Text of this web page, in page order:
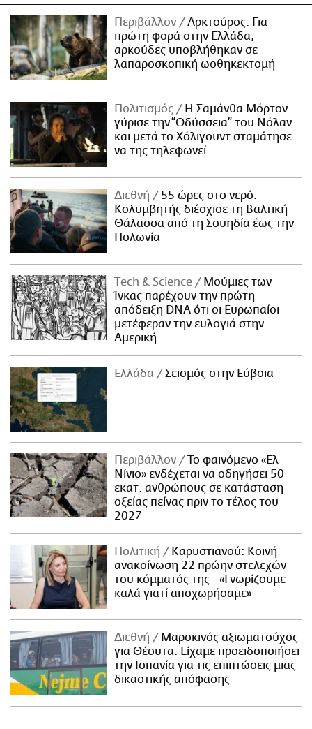
Περιβάλλον
Αρκτούρος: Για
πρώτη φορά στην Ελλάδα,
αρκούδες υποβλήθηκαν σε
λαπαροσκοπική ωοθηκεκτομή
Πολιτισμός
Η Σαμάνθα Μόρτον
γύρισε την “Οδύσσεια” του Νόλαν
και μετά το Χόλιγουντ σταμάτησε
να της τηλεφωνεί
Διεθνή
55 ώρες στο νερό:
Κολυμβητής διέσχισε τη Βαλτική
Θάλασσα από τη Σουηδία έως την
Πολωνία
Τech & Science
Μούμιες των
Ίνκας παρέχουν την πρώτη
απόδειξη DNA ότι οι Ευρωπαίοι
μετέφεραν την ευλογιά στην
Αμερική
Ελλάδα Σεισμός στην Εύβοια
Περιβάλλον
Το φαινόμενο «Ελ
Νίνιο» ενδέχεται να οδηγήσει 50
εκατ. ανθρώπους σε κατάσταση
οξείας πείνας πριν το τέλος του
2027
Πολιτική
Καρυστιανού: Κοινή
ανακοίνωση 22 πρώην στελεχών
του κόμματός της - «Γνωρίζουμε
καλά γιατί αποχωρήσαμε»
Διεθνή
Μαροκινός αξιωματούχος
για Θέουτα: Είχαμε προειδοποιήσει
την Ισπανία για τις επιπτώσεις μιας
δικαστικής απόφασης